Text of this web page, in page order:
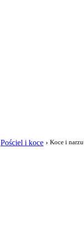
Pościel i koce › Koce i